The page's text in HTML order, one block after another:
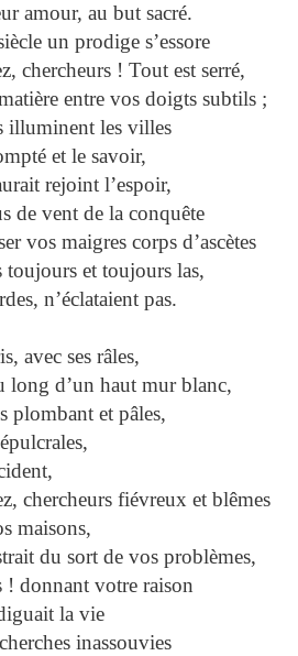
amour, au but sacré.
un prodige s’essore
chercheurs ! Tout est serré,
entre vos doigts subtils ;
illuminent les villes
et le savoir,
rejoint l’espoir,
de vent de la conquête
vos maigres corps d’ascètes
toujours et toujours las,
n’éclataient pas.
avec ses râles,
long d’un haut mur blanc,
plombant et pâles,
chercheurs fiévreux et blêmes
maisons,
du sort de vos problèmes,
! donnant votre raison
la vie
inassouvies